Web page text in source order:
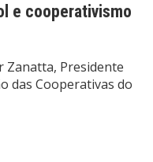
e cooperativismo
Zanatta, Presidente
das Cooperativas do